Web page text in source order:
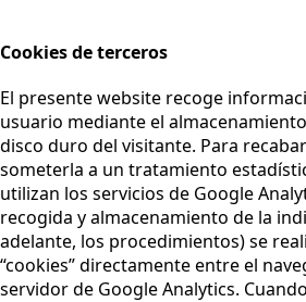
Cookies de terceros
El presente website recoge
usuario mediante el
disco duro del visitante. Para
someterla a un tratamiento
utilizan los servicios de Google
recogida y almacenamiento de la
adelante, los procedimientos) se
“cookies” directamente entre el
servidor de Google Analytics.